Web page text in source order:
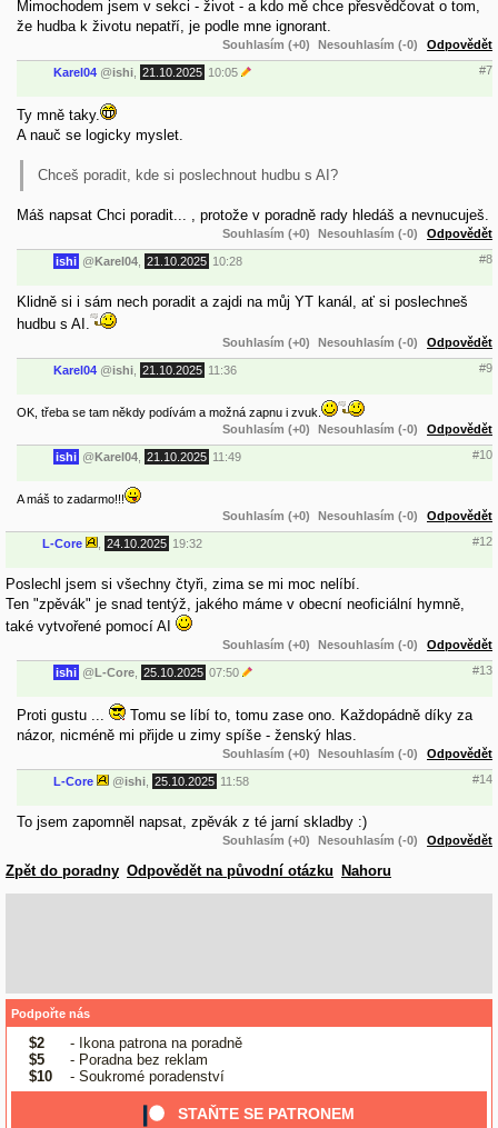
Mimochodem jsem v sekci - život - a kdo mě chce přesvědčovat o tom,
že hudba k životu nepatří, je podle mne ignorant.
Souhlasím (+0) Nesouhlasím (-0) Odpovědět
Karel04 @ishi 21.10.2025 10:05 #7
Ty mně taky.
A nauč se logicky myslet.
Chceš poradit, kde si poslechnout hudbu s AI?
Máš napsat Chci poradit... , protože v poradně rady hledáš a nevnucuješ.
Souhlasím (+0) Nesouhlasím (-0) Odpovědět
ishi @Karel04 21.10.2025 10:28 #8
Klidně si i sám nech poradit a zajdi na můj YT kanál, ať si poslechneš
hudbu s AI.
Souhlasím (+0) Nesouhlasím (-0) Odpovědět
Karel04 @ishi 21.10.2025 11:36 #9
OK, třeba se tam někdy podívám a možná zapnu i zvuk.
Souhlasím (+0)
Nesouhlasím (-0) Odpovědět
ishi @Karel04 21.10.2025 11:49 #10
A máš to zadarmo!!!
Souhlasím (+0)
Nesouhlasím (-0) Odpovědět
L-Core 24.10.2025 19:32 #12
Poslechl jsem si všechny čtyři, zima se mi moc nelíbí.
Ten "zpěvák" je snad tentýž, jakého máme v obecní neoficiální hymně,
také vytvořené pomocí AI
Souhlasím (+0) Nesouhlasím (-0) Odpovědět
ishi @L-Core 25.10.2025 07:50 #13
Proti gustu ...
Tomu se líbí to, tomu zase ono. Každopádně díky za
názor, nicméně mi přijde u zimy spíše - ženský hlas.
Souhlasím (+0) Nesouhlasím (-0) Odpovědět
L-Core @ishi 25.10.2025 11:58 #14
To jsem zapomněl napsat, zpěvák z té jarní skladby :)
Souhlasím (+0) Nesouhlasím (-0) Odpovědět
Zpět do poradny Odpovědět na původní otázku Nahoru
Podpořte nás
$2
- Ikona patrona na poradně
$5
- Poradna bez reklam
$10
- Soukromé poradenství
STAŇTE SE PATRONEM